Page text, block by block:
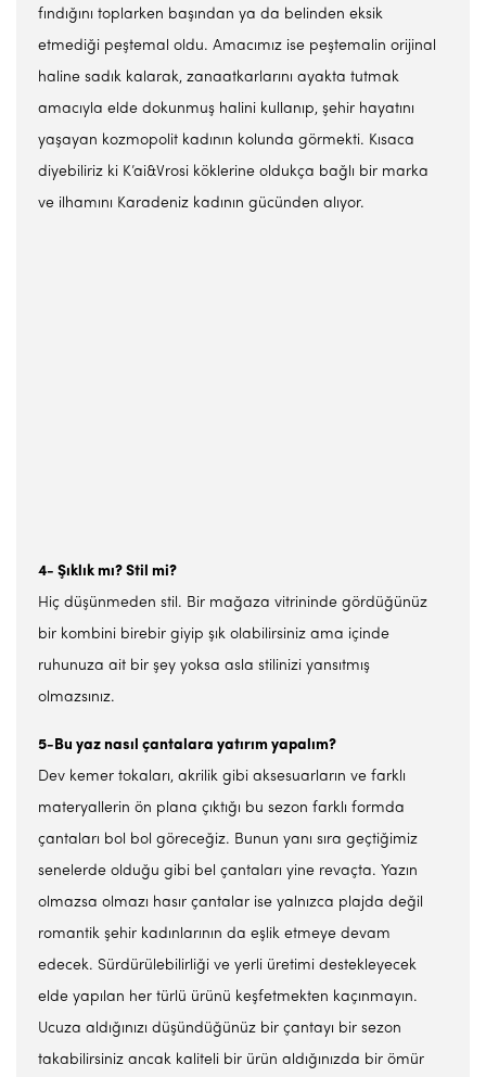
fındığını toplarken başından ya da belinden eksik
etmediği peştemal oldu. Amacımız ise peştemalin orijinal
haline sadık kalarak, zanaatkarlarını ayakta tutmak
amacıyla elde dokunmuş halini kullanıp, şehir hayatını
yaşayan kozmopolit kadının kolunda görmekti. Kısaca
diyebiliriz ki K’ai&Vrosi köklerine oldukça bağlı bir marka
ve ilhamını Karadeniz kadının gücünden alıyor.
4- Şıklık mı? Stil mi?
Hiç düşünmeden stil. Bir mağaza vitrininde gördüğünüz
bir kombini birebir giyip şık olabilirsiniz ama içinde
ruhunuza ait bir şey yoksa asla stilinizi yansıtmış
olmazsınız.
5-Bu yaz nasıl çantalara yatırım yapalım?
Dev kemer tokaları, akrilik gibi aksesuarların ve farklı
materyallerin ön plana çıktığı bu sezon farklı formda
çantaları bol bol göreceğiz. Bunun yanı sıra geçtiğimiz
senelerde olduğu gibi bel çantaları yine revaçta. Yazın
olmazsa olmazı hasır çantalar ise yalnızca plajda değil
romantik şehir kadınlarının da eşlik etmeye devam
edecek. Sürdürülebilirliği ve yerli üretimi destekleyecek
elde yapılan her türlü ürünü keşfetmekten kaçınmayın.
Ucuza aldığınızı düşündüğünüz bir çantayı bir sezon
takabilirsiniz ancak kaliteli bir ürün aldığınızda bir ömür